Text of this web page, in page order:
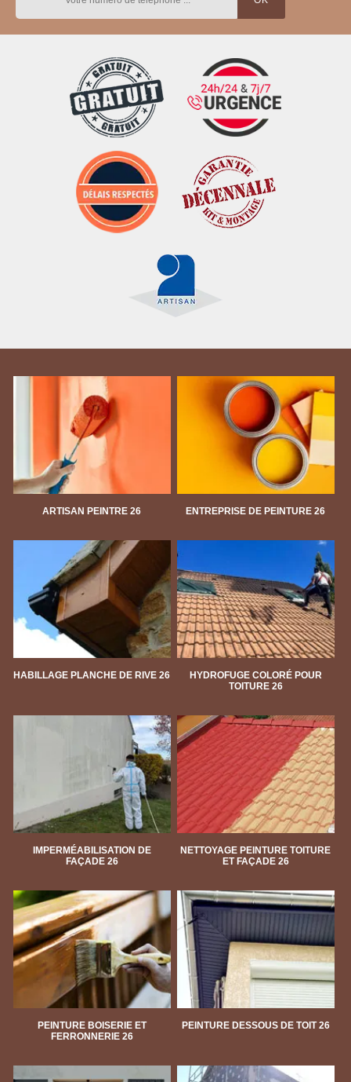
ARTISAN PEINTRE 26 ENTREPRISE DE PEINTURE 26
HABILLAGE PLANCHE DE RIVE 26
HYDROFUGE COLORÉ POUR
TOITURE 26
IMPERMÉABILISATION DE
FAÇADE 26
NETTOYAGE PEINTURE TOITURE
ET FAÇADE 26
PEINTURE BOISERIE ET
FERRONNERIE 26
PEINTURE DESSOUS DE TOIT 26